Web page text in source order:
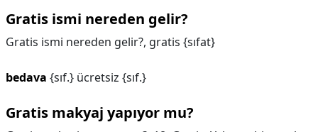
Gratis ismi nereden gelir?
Gratis ismi nereden gelir?, gratis {sıfat}
bedava {sıf.} ücretsiz {sıf.}
Gratis makyaj yapıyor mu?